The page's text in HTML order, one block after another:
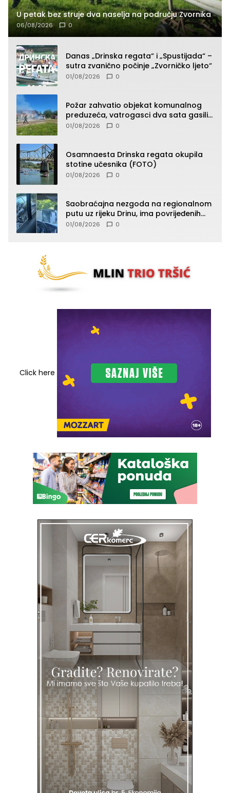
U petak bez struje dva naselja na području Zvornika
06/08/2026 0
Danas „Drinska regata“ i „Spustijada“ –
sutra zvanično počinje „Zvorničko ljeto“
01/08/2026 0
Požar zahvatio objekat komunalnog
preduzeća, vatrogasci dva sata gasili
vatru (FOTO)
01/08/2026 0
Osamnaesta Drinska regata okupila
stotine učesnika (FOTO)
01/08/2026 0
Saobraćajna nezgoda na regionalnom
putu uz rijeku Drinu, ima povrijeđenih
lica (FOTO)
01/08/2026 0
Click here